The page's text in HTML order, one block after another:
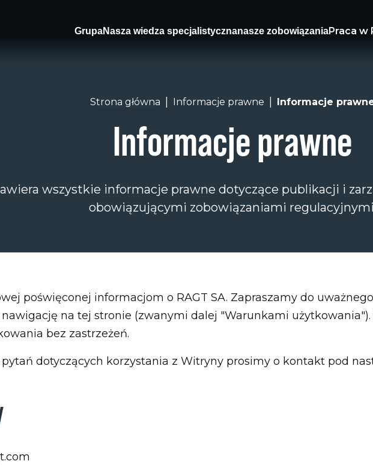
GrupaNasza wiedza specjalistycznanasze zobowiązaniaPraca w
Strona główna Informacje prawne Informacje
Informacje prawne
wszystkie informacje prawne dotyczące publikacji i
obowiązującymi zobowiązaniami
poświęconej informacjom o RAGT SA. Zapraszamy do
na tej stronie (zwanymi dalej "Warunkami
bez zastrzeżeń.
dotyczących korzystania z Witryny prosimy o kontakt pod